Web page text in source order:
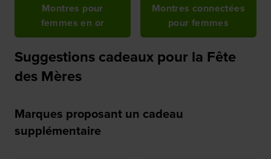
Montres pour
femmes en or
Montres connectées
pour femmes
Suggestions cadeaux pour la Fête
des Mères
Marques proposant un cadeau
supplémentaire